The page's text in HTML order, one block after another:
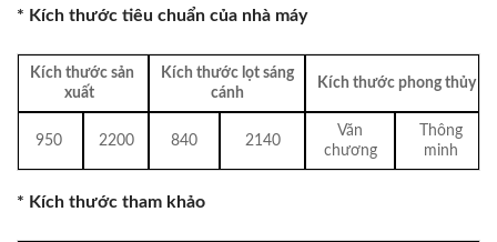
* Kích thước tiêu chuẩn của nhà máy
Kích thước sản
xuất
Kích thước lọt sáng
cánh
Kích thước phong thủy
950 2200 840 2140
Văn
chương
Thông
minh
* Kích thước tham khảo